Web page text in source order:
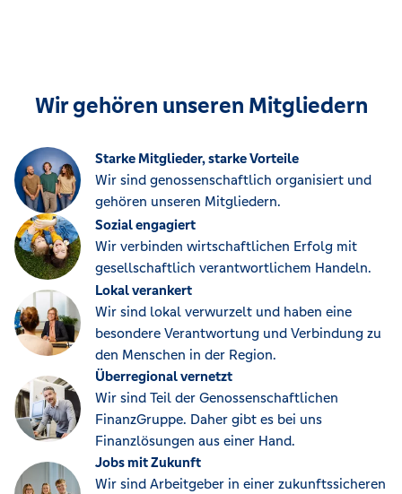
Wir gehören unseren Mitgliedern
Starke Mitglieder, starke Vorteile
Wir sind genossenschaftlich organisiert und
gehören unseren Mitgliedern.
Sozial engagiert
Wir verbinden wirtschaftlichen Erfolg mit
gesellschaftlich verantwortlichem Handeln.
Lokal verankert
Wir sind lokal verwurzelt und haben eine
besondere Verantwortung und Verbindung zu
den Menschen in der Region.
Überregional vernetzt
Wir sind Teil der Genossenschaftlichen
FinanzGruppe. Daher gibt es bei uns
Finanzlösungen aus einer Hand.
Jobs mit Zukunft
Wir sind Arbeitgeber in einer zukunftssicheren